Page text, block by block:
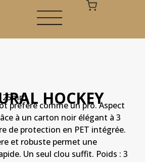
HOCKEY
25mm
préféré comme un pro. Aspect
à un carton noir élégant à 3
de protection en PET intégrée.
et robuste permet une
Un seul clou suffit. Poids : 3
panier est vide